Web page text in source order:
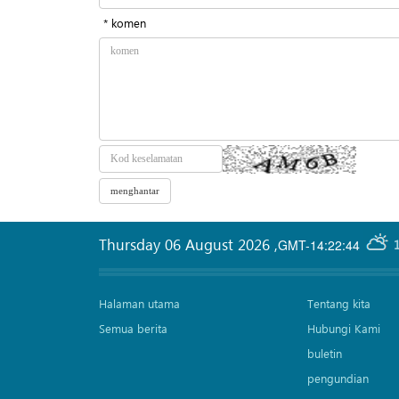
* komen
GMT-14:22:44
Thursday 06 August 2026 ,
Halaman utama
Semua berita
Tentang kita
Hubungi Kami
buletin
pengundian